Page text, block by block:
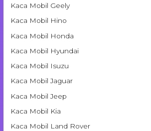
Kaca Mobil Geely
Kaca Mobil Hino
Kaca Mobil Honda
Kaca Mobil Hyundai
Kaca Mobil Isuzu
Kaca Mobil Jaguar
Kaca Mobil Jeep
Kaca Mobil Kia
Kaca Mobil Land Rover